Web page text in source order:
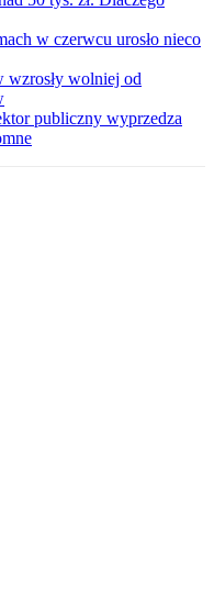
w czerwcu urosło nieco
wzrosły wolniej od
publiczny wyprzedza